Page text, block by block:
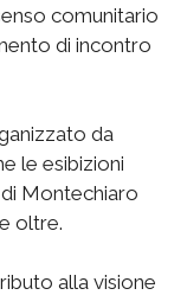
comunitario
di incontro
da
le esibizioni
Montechiaro
oltre.
alla visione